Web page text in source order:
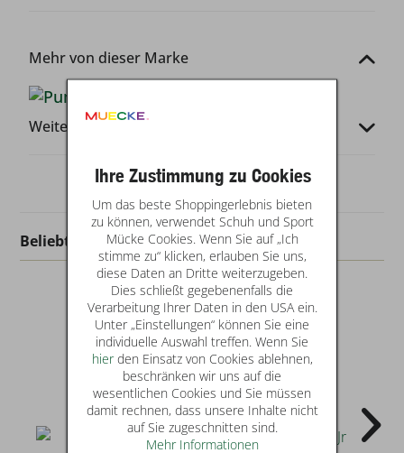
Mehr von dieser Marke
Weitere Infos
Beliebt in dieser Kategorie
Ihre Zustimmung zu Cookies
Um das beste Shoppingerlebnis bieten
zu können, verwendet Schuh und Sport
Mücke Cookies. Wenn Sie auf „Ich
stimme zu“ klicken, erlauben Sie uns,
diese Daten an Dritte weiterzugeben.
Dies schließt gegebenenfalls die
Verarbeitung Ihrer Daten in den USA ein.
Unter „Einstellungen“ können Sie eine
individuelle Auswahl treffen. Wenn Sie
hierden Einsatz von Cookies ablehnen,
beschränken wir uns auf die
wesentlichen Cookies und Sie müssen
damit rechnen, dass unsere Inhalte nicht
auf Sie zugeschnitten sind.
Mehr Informationen